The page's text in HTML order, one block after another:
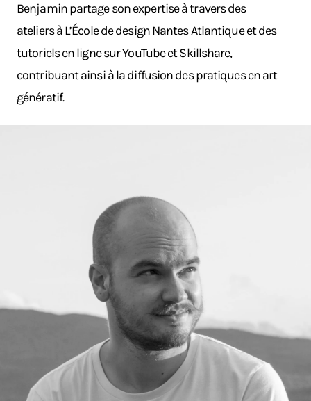
Benjamin partage son expertise à travers des
ateliers à L’École de design Nantes Atlantique et des
tutoriels en ligne sur YouTube et Skillshare,
contribuant ainsi à la diffusion des pratiques en art
génératif.